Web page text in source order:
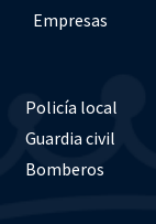
Empresas
Policía local
Guardia civil
Bomberos